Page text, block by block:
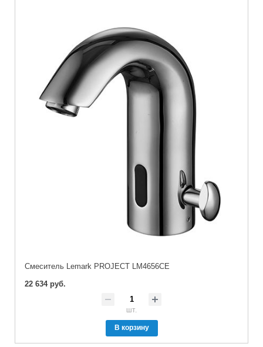
Смеситель Lemark PROJECT LM4656CE
22 634 руб.
шт.
В корзину